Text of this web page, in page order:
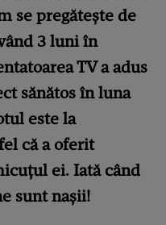
se pregătește de
3 luni în
TV a adus
sănătos în luna
este la
că a oferit
ei. Iată când
sunt nașii!